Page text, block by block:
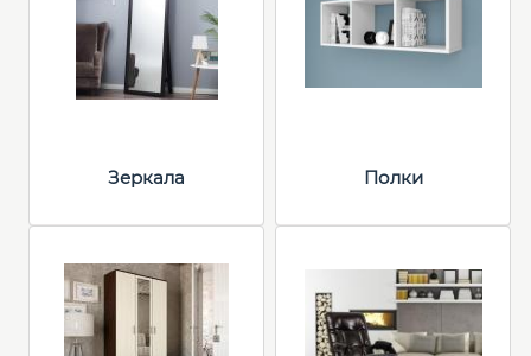
Зеркала Полки